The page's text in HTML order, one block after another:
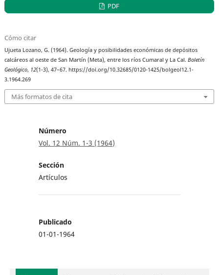
PDF
Cómo citar
Ujueta Lozano, G. (1964). Geología y posibilidades económicas de depósitos
calcáreos al oeste de San Martín (Meta), entre los ríos Cumaral y La Cal.Boletín
Geológico, 12(1-3), 47–67. https://doi.org/10.32685/0120-1425/bolgeol12.1-
3.1964.269
Más formatos de cita
Número
Vol. 12 Núm. 1-3 (1964)
Sección
Artículos
Publicado
01-01-1964